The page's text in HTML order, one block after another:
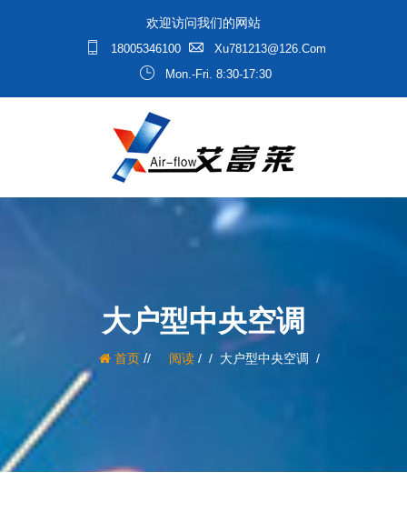
欢迎访问我们的网站
18005346100
Xu781213@126.com
Mon.-Fri. 8:30-17:30
大户型中央空调
首页/ 阅读/ 大户型中央空调